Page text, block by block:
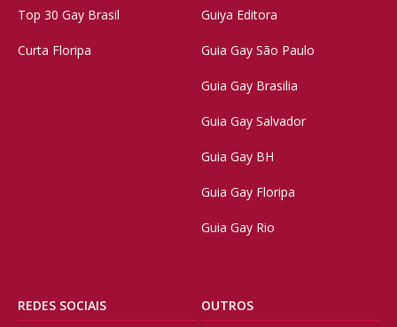
Top 30 Gay Brasil
Curta Floripa
Guiya Editora
Guia Gay São Paulo
Guia Gay Brasilia
Guia Gay Salvador
Guia Gay BH
Guia Gay Floripa
Guia Gay Rio
REDES SOCIAIS OUTROS